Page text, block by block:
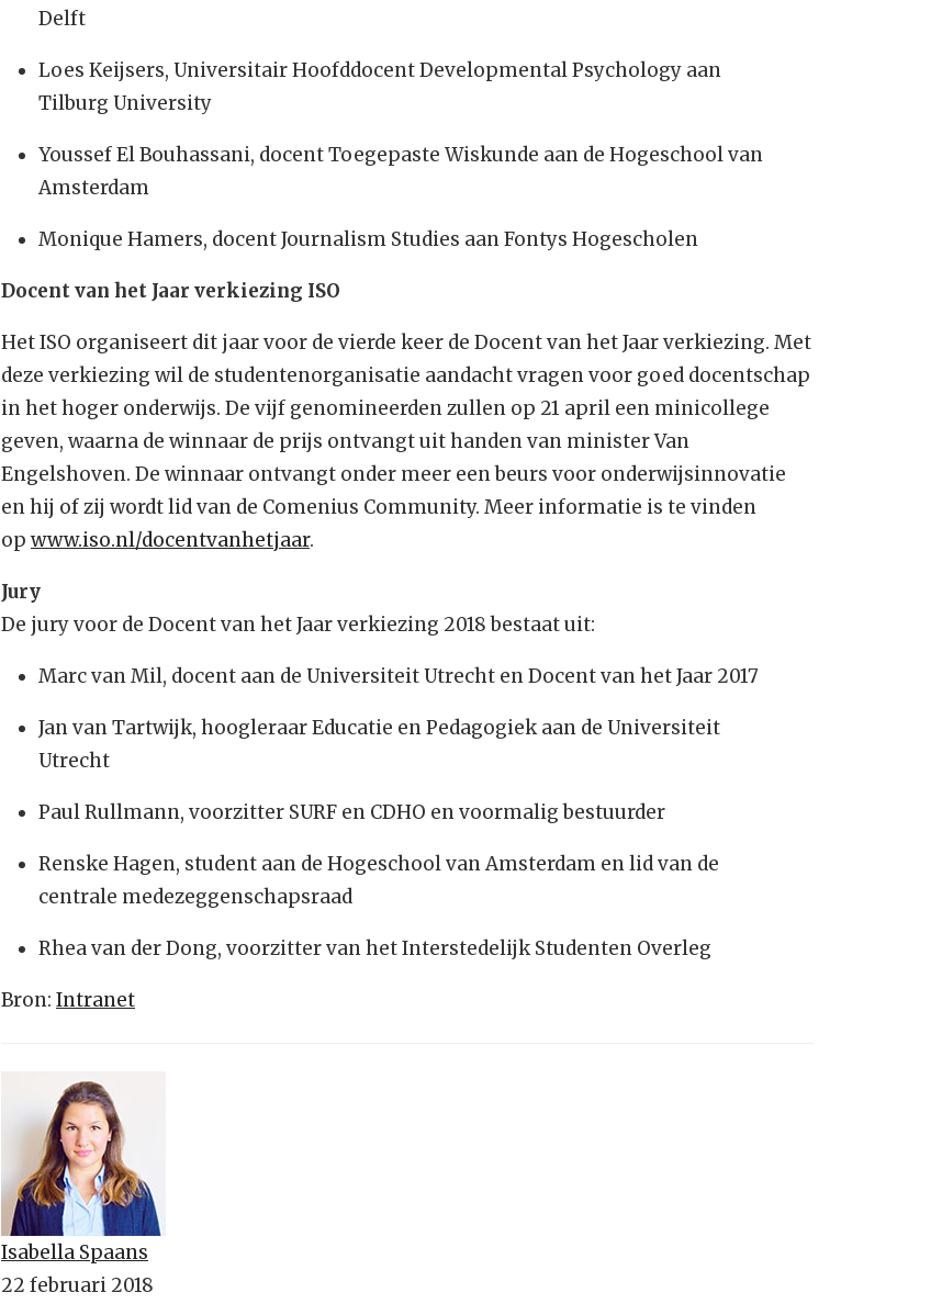
Delft
Loes Keijsers, Universitair Hoofddocent Developmental Psychology aan
Tilburg University
Youssef El Bouhassani, docent Toegepaste Wiskunde aan de Hogeschool van
Amsterdam
Monique Hamers, docent Journalism Studies aan Fontys Hogescholen
Docent van het Jaar verkiezing ISO
Het ISO organiseert dit jaar voor de vierde keer de Docent van het Jaar verkiezing. Met
deze verkiezing wil de studentenorganisatie aandacht vragen voor goed docentschap
in het hoger onderwijs. De vijf genomineerden zullen op 21 april een minicollege
geven, waarna de winnaar de prijs ontvangt uit handen van minister Van
Engelshoven. De winnaar ontvangt onder meer een beurs voor onderwijsinnovatie
en hij of zij wordt lid van de Comenius Community. Meer informatie is te vinden
op www.iso.nl/docentvanhetjaar.
Jury
De jury voor de Docent van het Jaar verkiezing 2018 bestaat uit:
Marc van Mil, docent aan de Universiteit Utrecht en Docent van het Jaar 2017
Jan van Tartwijk, hoogleraar Educatie en Pedagogiek aan de Universiteit
Utrecht
Paul Rullmann, voorzitter SURF en CDHO en voormalig bestuurder
Renske Hagen, student aan de Hogeschool van Amsterdam en lid van de
centrale medezeggenschapsraad
Rhea van der Dong, voorzitter van het Interstedelijk Studenten Overleg
Bron: Intranet
Isabella Spaans
22 februari 2018